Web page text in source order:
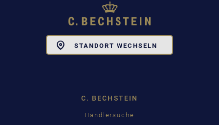
STANDORT WECHSELN
C. BECHSTEIN
Händlersuche